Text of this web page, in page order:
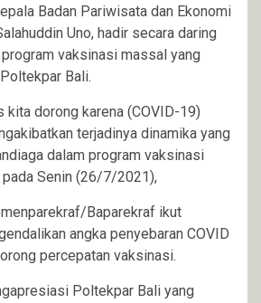
Badan Pariwisata dan Ekonomi
Uno, hadir secara daring
vaksinasi massal yang
Bali.
kita dorong karena (COVID-19)
terjadinya dinamika yang
dalam program vaksinasi
Senin (26/7/2021),
Baparekraf ikut
angka penyebaran COVID
percepatan vaksinasi.
Poltekpar Bali yang